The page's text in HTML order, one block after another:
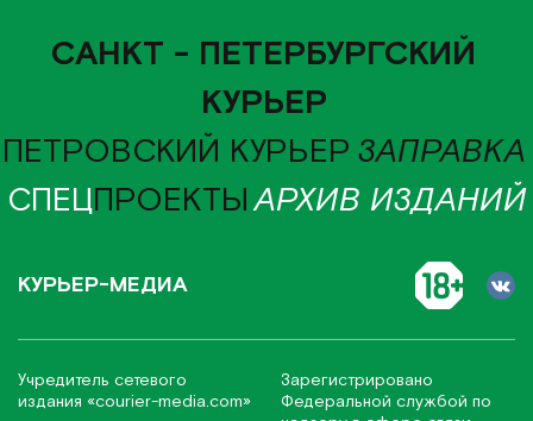
САНКТ - ПЕТЕРБУРГСКИЙ
КУРЬЕР
ПЕТРОВСКИЙ КУРЬЕР ЗАПРАВКА
СПЕЦПРОЕКТЫАРХИВ ИЗДАНИЙ
КУРЬЕР-МЕДИА
Учредитель сетевого
издания «соurier-media.com»
Зарегистрировано
Федеральной службой по